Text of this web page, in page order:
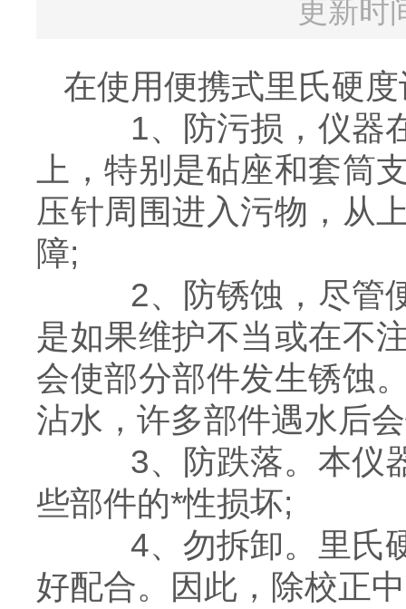
更新时
在使用便携式里氏硬
1、防污损，仪器在
上，特别是砧座和套筒
压针周围进入污物，从
障;
2、防锈蚀，尽管便
是如果维护不当或在不
会使部分部件发生锈蚀
沾水，许多部件遇水后
3、防跌落。本仪器
些部件的*性损坏;
4、勿拆卸。里氏硬
好配合。因此，除校正